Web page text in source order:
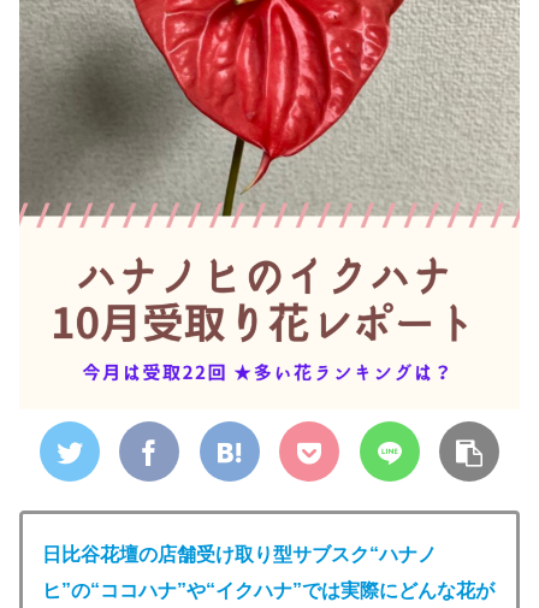
日比谷花壇の店舗受け取り型サブスク“ハナノ
ヒ”の“ココハナ”や“イクハナ”では実際にどんな花が